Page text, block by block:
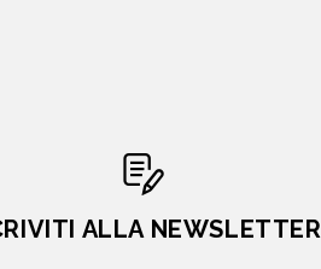
ALLA NEWSLETTER